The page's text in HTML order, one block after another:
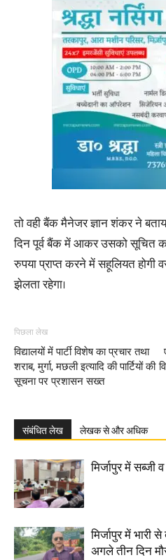
तो वही बैंक मैनेजर ज्ञान शंकर ने
दिन पूर्व बैंक में आकर उसको सूचित
रुपया प्राप्त करने में सहूलियत होगी
झेलता रहेगा।
पिछला लेख
विद्यालयों में पार्टी विशेष का प्रचार तथा
शराब, मुर्गा, मछली इत्यादि की पार्टियों की
सूचना पर प्रशासन सख्त
संबंधित लेख लेखक से और अधिक
मिर्जापुर में सब्जी
मिर्जापुर में भारी
अगले तीन दिन